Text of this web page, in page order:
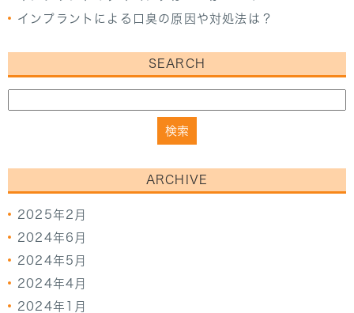
インプラントによる口臭の原因や対処法は？
SEARCH
ARCHIVE
2025年2月
2024年6月
2024年5月
2024年4月
2024年1月